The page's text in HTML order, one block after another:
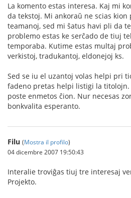
La komento estas interesa. Kaj mi
da tekstoj. Mi ankoraŭ ne scias kion
teamanoj, sed mi ŝatus havi pli da
problemo estas ke serĉado de tiuj
temporaba. Kutime estas multaj
verkistoj, tradukantoj, eldonejoj ks.
Sed se iu el uzantoj volas helpi pri
fadeno pretas helpi listigi la titolojn.
poste enmetos ĉion. Nur necesas
bonkvalita esperanto.
Filu (Mostra il profilo)
04 dicembre 2007 19:50:43
Interalie troviĝas tiuj tre interesaj
Projekto.